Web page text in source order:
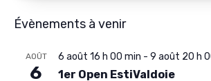
Évènements à venir
AOÛT
6
6 août 16 h 00 min - 9 août 20 h
1er Open EstiValdoie